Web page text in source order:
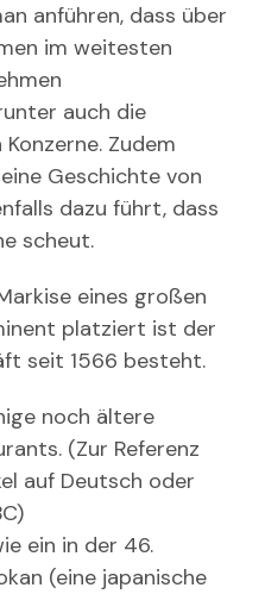
anführen, dass über
im weitesten
auch die
Zudem
Geschichte von
dazu führt, dass
scheut.
eines großen
platziert ist der
seit 1566 besteht.
noch ältere
(Zur Referenz
auf Deutsch oder
ein in der 46.
(eine japanische